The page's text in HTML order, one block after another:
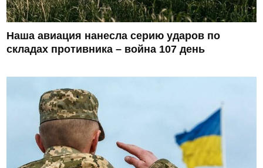
Наша авиация нанесла серию ударов по
складах противника – война 107 день